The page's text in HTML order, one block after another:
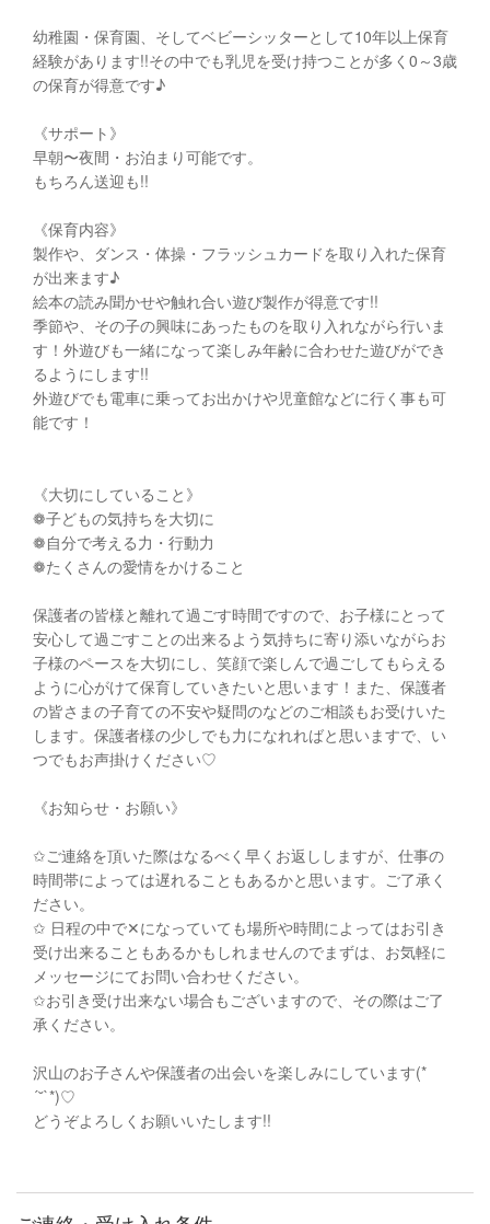
幼稚園・保育園、そしてベビーシッターとして10年以上保育
経験があります!!その中でも乳児を受け持つことが多く0～3歳
の保育が得意です♪
《サポート》
早朝〜夜間・お泊まり可能です。
もちろん送迎も!!
《保育内容》
製作や、ダンス・体操・フラッシュカードを取り入れた保育
が出来ます♪
絵本の読み聞かせや触れ合い遊び製作が得意です!!
季節や、その子の興味にあったものを取り入れながら行いま
す！外遊びも一緒になって楽しみ年齢に合わせた遊びができ
るようにします!!
外遊びでも電車に乗ってお出かけや児童館などに行く事も可
能です！
《大切にしていること》
❁子どもの気持ちを大切に
❁自分で考える力・行動力
❁たくさんの愛情をかけること
保護者の皆様と離れて過ごす時間ですので、お子様にとって
安心して過ごすことの出来るよう気持ちに寄り添いながらお
子様のペースを大切にし、笑顔で楽しんで過ごしてもらえる
ように心がけて保育していきたいと思います！また、保護者
の皆さまの子育ての不安や疑問のなどのご相談もお受けいた
します。保護者様の少しでも力になれればと思いますで、い
つでもお声掛けください♡
《お知らせ・お願い》
✩ご連絡を頂いた際はなるべく早くお返ししますが、仕事の
時間帯によっては遅れることもあるかと思います。ご了承く
ださい。
✩ 日程の中で‪✕‬になっていても場所や時間によってはお引き
受け出来ることもあるかもしれませんのでまずは、お気軽に
メッセージにてお問い合わせください。
✩お引き受け出来ない場合もございますので、その際はご了
承ください。
沢山のお子さんや保護者の出会いを楽しみにしています(*
´˘`*)♡
どうぞよろしくお願いいたします!!